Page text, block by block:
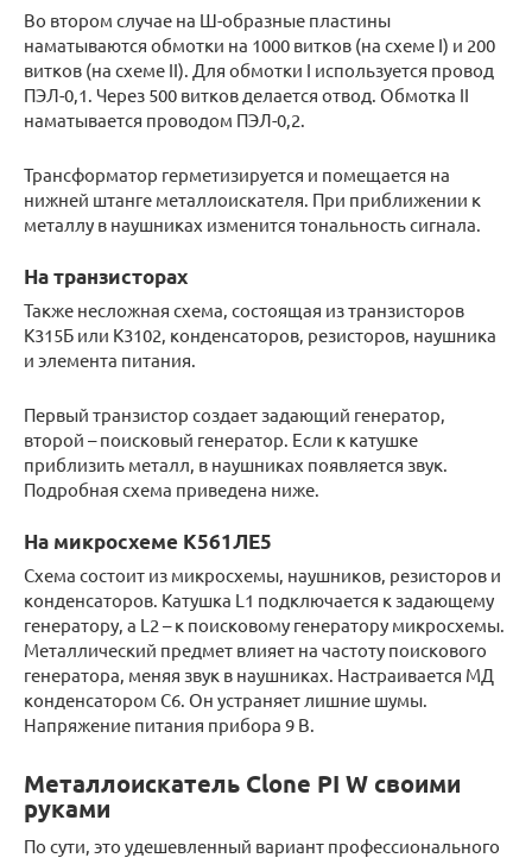
Во втором случае на Ш-образные пластины
наматываются обмотки на 1000 витков (на схеме I) и 200
витков (на схеме II). Для обмотки I используется провод
ПЭЛ-0,1. Через 500 витков делается отвод. Обмотка II
наматывается проводом ПЭЛ-0,2.
Трансформатор герметизируется и помещается на
нижней штанге металлоискателя. При приближении к
металлу в наушниках изменится тональность сигнала.
На транзисторах
Также несложная схема, состоящая из транзисторов
К315Б или К3102, конденсаторов, резисторов, наушника
и элемента питания.
Первый транзистор создает задающий генератор,
второй – поисковый генератор. Если к катушке
приблизить металл, в наушниках появляется звук.
Подробная схема приведена ниже.
На микросхеме К561ЛЕ5
Схема состоит из микросхемы, наушников, резисторов и
конденсаторов. Катушка L1 подключается к задающему
генератору, а L2 – к поисковому генератору микросхемы.
Металлический предмет влияет на частоту поискового
генератора, меняя звук в наушниках. Настраивается МД
конденсатором С6. Он устраняет лишние шумы.
Напряжение питания прибора 9 В.
Металлоискатель Clone PI W своими
руками
По сути, это удешевленный вариант профессионального